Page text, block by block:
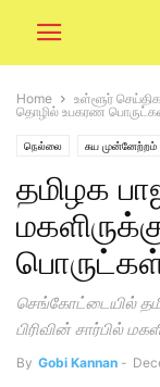
Home உள்ளூர்
தொழில் உபகரண
நெல்லை சுய முன்னேற்றம்
தமிழக
செங்கோட்டையில்
பிரிவின் சார்பில்
By Gobi Kannan -